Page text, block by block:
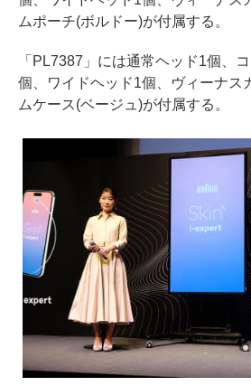
ムポーチ(ボルドー)が付属する。
「PL7387」には通常ヘッド1個、
個、ワイドヘッド1個、ヴィーナス
ムケース(ベージュ)が付属する。